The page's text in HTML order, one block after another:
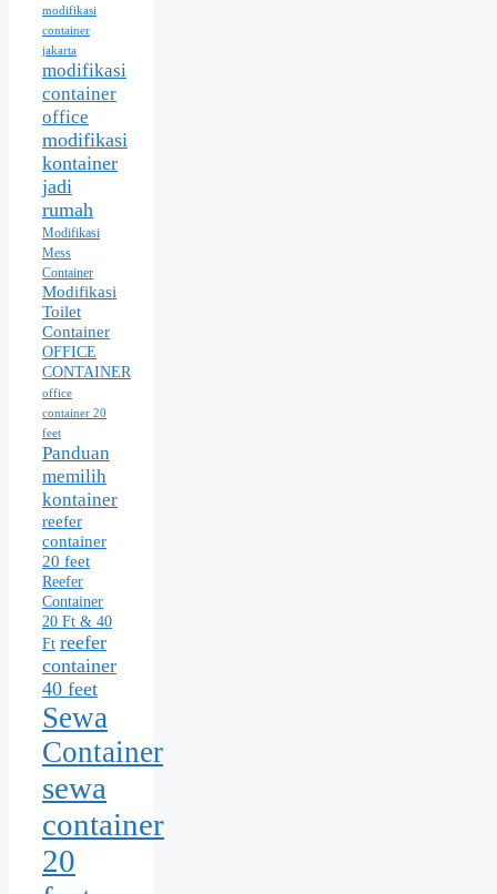
modifikasi
container
jakarta
modifikasi
container
office
modifikasi
kontainer
jadi
rumah
Modifikasi
Mess
Container
Modifikasi
Toilet
Container
OFFICE
CONTAINER
office
container 20
feet
Panduan
memilih
kontainer
reefer
container
20 feet
Reefer
Container
20 Ft & 40
Ft reefer
container
40 feet
Sewa
Container
sewa
container
20